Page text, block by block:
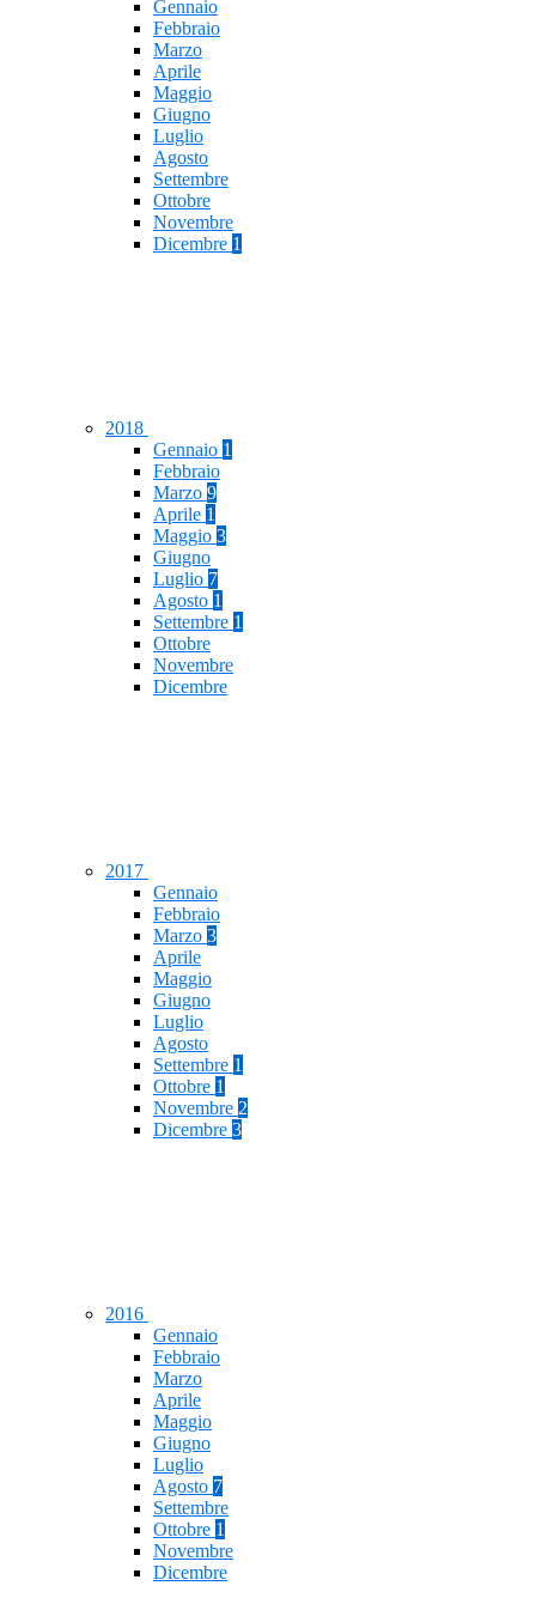
Gennaio
Febbraio
Marzo
Aprile
Maggio
Giugno
Luglio
Agosto
Settembre
Ottobre
Novembre
Dicembre 1
2018
Gennaio 1
Febbraio
Marzo 9
Aprile 1
Maggio 3
Giugno
Luglio 7
Agosto 1
Settembre 1
Ottobre
Novembre
Dicembre
2017
Gennaio
Febbraio
Marzo 3
Aprile
Maggio
Giugno
Luglio
Agosto
Settembre 1
Ottobre 1
Novembre 2
Dicembre 3
2016
Gennaio
Febbraio
Marzo
Aprile
Maggio
Giugno
Luglio
Agosto 7
Settembre
Ottobre 1
Novembre
Dicembre